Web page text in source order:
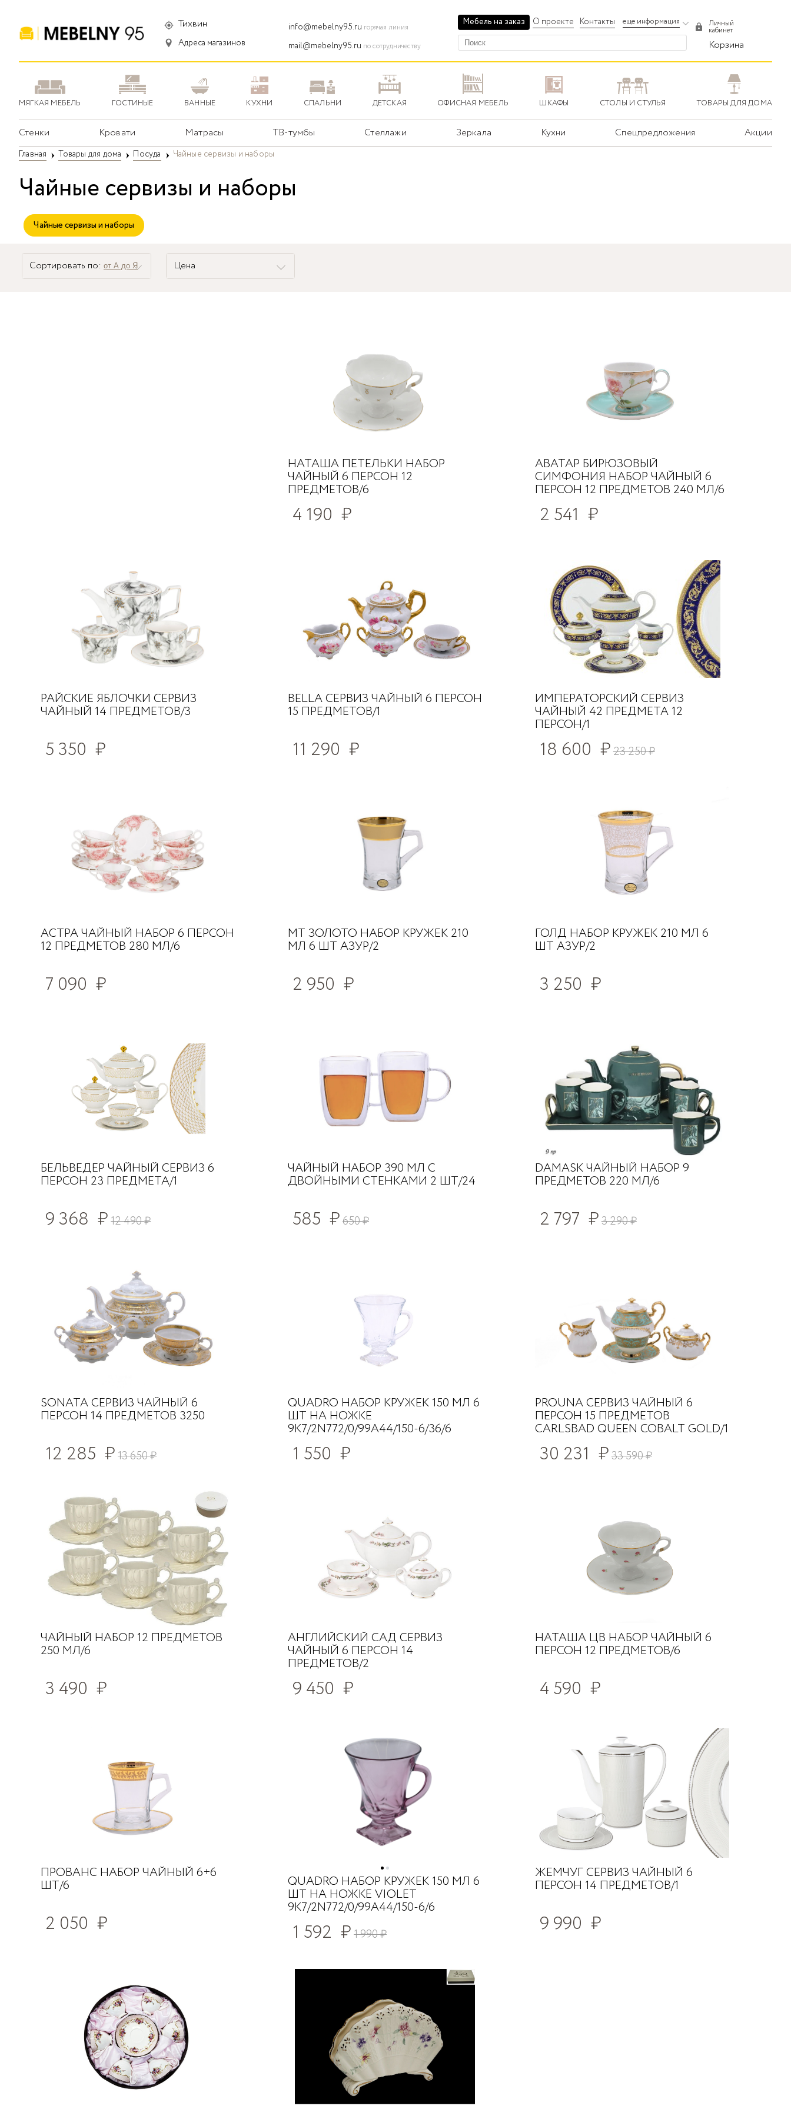
Тихвин
Адреса магазинов
info@mebelny95.ru горячая линия
mail@mebelny95.ru по сотрудничеству
Мебель на заказ О проекте Контакты еще информация Личный
кабинет
Корзина
МЯГКАЯ МЕБЕЛЬ ГОСТИНЫЕ ВАННЫЕ КУХНИ СПАЛЬНИ ДЕТСКАЯ ОФИСНАЯ МЕБЕЛЬ ШКАФЫ СТОЛЫ И СТУЛЬЯ ТОВАРЫ ДЛЯ ДОМА
Стенки Кровати Матрасы ТВ-тумбы Стеллажи Зеркала Кухни Спецпредложения Акции
Главная Товары для дома Посуда Чайные сервизы и наборы
Чайные сервизы и наборы
Чайные сервизы и наборы
Сортировать по: от А до Я Цена
НАТАША ПЕТЕЛЬКИ НАБОР
ЧАЙНЫЙ 6 ПЕРСОН 12
ПРЕДМЕТОВ/6
4 190 ₽
АВАТАР БИРЮЗОВЫЙ
СИМФОНИЯ НАБОР ЧАЙНЫЙ 6
ПЕРСОН 12 ПРЕДМЕТОВ 240 МЛ/6
2 541 ₽
РАЙСКИЕ ЯБЛОЧКИ СЕРВИЗ
ЧАЙНЫЙ 14 ПРЕДМЕТОВ/3
5 350 ₽
BELLA СЕРВИЗ ЧАЙНЫЙ 6 ПЕРСОН
15 ПРЕДМЕТОВ/1
11 290 ₽
ИМПЕРАТОРСКИЙ СЕРВИЗ
ЧАЙНЫЙ 42 ПРЕДМЕТА 12
ПЕРСОН/1
18 600 ₽23 250₽
АСТРА ЧАЙНЫЙ НАБОР 6 ПЕРСОН
12 ПРЕДМЕТОВ 280 МЛ/6
7 090 ₽
МТ ЗОЛОТО НАБОР КРУЖЕК 210
МЛ 6 ШТ АЗУР/2
2 950 ₽
ГОЛД НАБОР КРУЖЕК 210 МЛ 6
ШТ АЗУР/2
3 250 ₽
БЕЛЬВЕДЕР ЧАЙНЫЙ СЕРВИЗ 6
ПЕРСОН 23 ПРЕДМЕТА/1
9 368 ₽12 490₽
ЧАЙНЫЙ НАБОР 390 МЛ С
ДВОЙНЫМИ СТЕНКАМИ 2 ШТ/24
585 ₽650₽
DAMASK ЧАЙНЫЙ НАБОР 9
ПРЕДМЕТОВ 220 МЛ/6
2 797 ₽3 290₽
SONATA СЕРВИЗ ЧАЙНЫЙ 6
ПЕРСОН 14 ПРЕДМЕТОВ 3250
12 285 ₽13 650₽
QUADRO НАБОР КРУЖЕК 150 МЛ 6
ШТ НА НОЖКЕ
9K7/2N772/0/99A44/150-6/36/6
1 550 ₽
PROUNA СЕРВИЗ ЧАЙНЫЙ 6
ПЕРСОН 15 ПРЕДМЕТОВ
CARLSBAD QUEEN COBALT GOLD/1
30 231 ₽33 590₽
ЧАЙНЫЙ НАБОР 12 ПРЕДМЕТОВ
250 МЛ/6
3 490 ₽
АНГЛИЙСКИЙ САД СЕРВИЗ
ЧАЙНЫЙ 6 ПЕРСОН 14
ПРЕДМЕТОВ/2
9 450 ₽
НАТАША ЦВ НАБОР ЧАЙНЫЙ 6
ПЕРСОН 12 ПРЕДМЕТОВ/6
4 590 ₽
ПРОВАНС НАБОР ЧАЙНЫЙ 6+6
ШТ/6
2 050 ₽
QUADRO НАБОР КРУЖЕК 150 МЛ 6
ШТ НА НОЖКЕ VIOLET
9K7/2N772/0/99A44/150-6/6
1 592 ₽1 990₽
ЖЕМЧУГ СЕРВИЗ ЧАЙНЫЙ 6
ПЕРСОН 14 ПРЕДМЕТОВ/1
9 990 ₽